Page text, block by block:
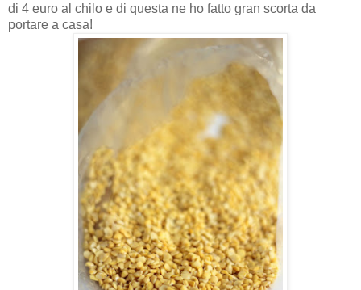
di 4 euro al chilo e di questa ne ho fatto gran scorta da
portare a casa!